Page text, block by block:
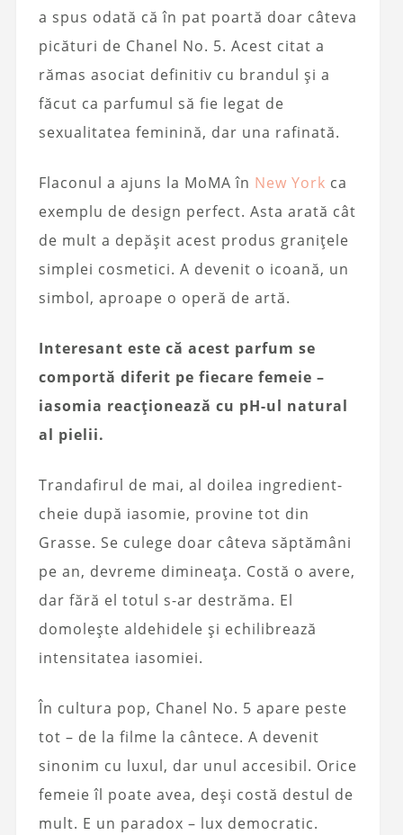
a spus odată că în pat poartă doar câteva
picături de Chanel No. 5. Acest citat a
rămas asociat definitiv cu brandul și a
făcut ca parfumul să fie legat de
sexualitatea feminină, dar una rafinată.
Flaconul a ajuns la MoMA în New York ca
exemplu de design perfect. Asta arată cât
de mult a depășit acest produs granițele
simplei cosmetici. A devenit o icoană, un
simbol, aproape o operă de artă.
Interesant este că acest parfum se
comportă diferit pe fiecare femeie –
iasomia reacționează cu pH-ul natural
al pielii.
Trandafirul de mai, al doilea ingredient-
cheie după iasomie, provine tot din
Grasse. Se culege doar câteva săptămâni
pe an, devreme dimineața. Costă o avere,
dar fără el totul s-ar destrăma. El
domolește aldehidele și echilibrează
intensitatea iasomiei.
În cultura pop, Chanel No. 5 apare peste
tot – de la filme la cântece. A devenit
sinonim cu luxul, dar unul accesibil. Orice
femeie îl poate avea, deși costă destul de
mult. E un paradox – lux democratic.